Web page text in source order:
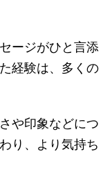
ージがひと言添
経験は、多くの
や印象などにつ
り、より気持ち